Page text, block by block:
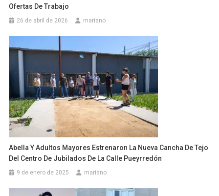
Ofertas De Trabajo
26 de abril de 2026 mariano
Abella Y Adultos Mayores Estrenaron La Nueva Cancha De Tejo
Del Centro De Jubilados De La Calle Pueyrredón
9 de enero de 2025 mariano